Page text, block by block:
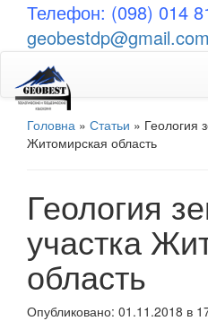
Телефон: (098) 014
geobestdp@gmail.com
Головна » Статьи » Геология
Житомирская область
Геология
участка
область
Опубликовано: 01.11.2018 в